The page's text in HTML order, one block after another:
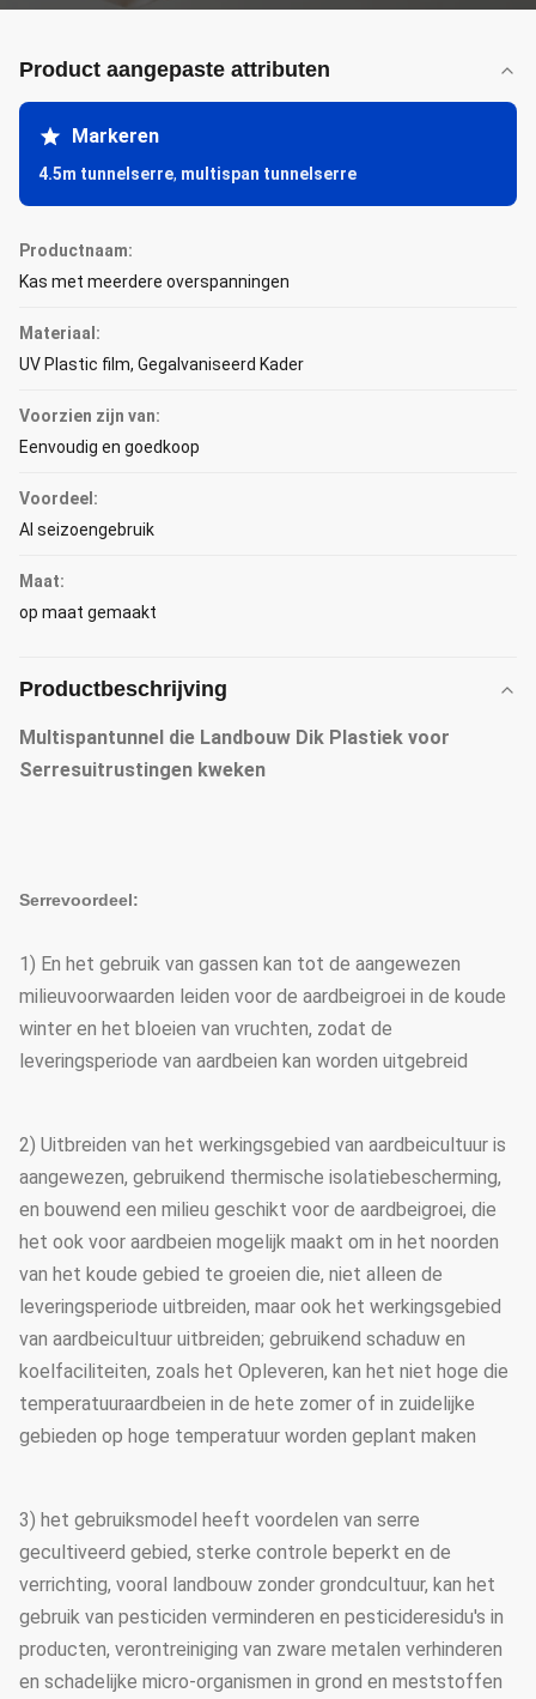
Product aangepaste attributen
Markeren
4.5m tunnelserre, multispan tunnelserre
Productnaam:
Kas met meerdere overspanningen
Materiaal:
UV Plastic film, Gegalvaniseerd Kader
Voorzien zijn van:
Eenvoudig en goedkoop
Voordeel:
Al seizoengebruik
Maat:
op maat gemaakt
Productbeschrijving
Multispantunnel die Landbouw Dik Plastiek voor
Serresuitrustingen kweken
Serrevoordeel:
1) En het gebruik van gassen kan tot de aangewezen
milieuvoorwaarden leiden voor de aardbeigroei in de koude
winter en het bloeien van vruchten, zodat de
leveringsperiode van aardbeien kan worden uitgebreid
2) Uitbreiden van het werkingsgebied van aardbeicultuur is
aangewezen, gebruikend thermische isolatiebescherming,
en bouwend een milieu geschikt voor de aardbeigroei, die
het ook voor aardbeien mogelijk maakt om in het noorden
van het koude gebied te groeien die, niet alleen de
leveringsperiode uitbreiden, maar ook het werkingsgebied
van aardbeicultuur uitbreiden; gebruikend schaduw en
koelfaciliteiten, zoals het Opleveren, kan het niet hoge die
temperatuuraardbeien in de hete zomer of in zuidelijke
gebieden op hoge temperatuur worden geplant maken
3) het gebruiksmodel heeft voordelen van serre
gecultiveerd gebied, sterke controle beperkt en de
verrichting, vooral landbouw zonder grondcultuur, kan het
gebruik van pesticiden verminderen en pesticideresidu's in
producten, verontreiniging van zware metalen verhinderen
en schadelijke micro-organismen in grond en meststoffen